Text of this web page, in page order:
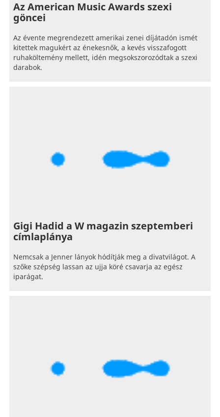
Az American Music Awards szexi
göncei
Az évente megrendezett amerikai zenei díjátadón ismét
kitettek magukért az énekesnők, a kevés visszafogott
ruhaköltemény mellett, idén megsokszorozódtak a szexi
darabok.
Gigi Hadid a W magazin szeptemberi
címlaplánya
Nemcsak a Jenner lányok hódítják meg a divatvilágot. A
szőke szépség lassan az ujja köré csavarja az egész
iparágat.